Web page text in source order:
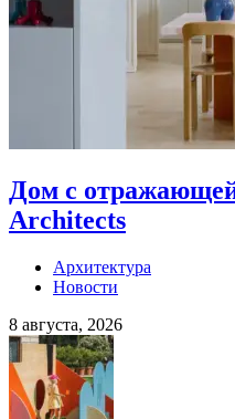
Дом с
Architects
Архитектура
Новости
8 августа, 2026